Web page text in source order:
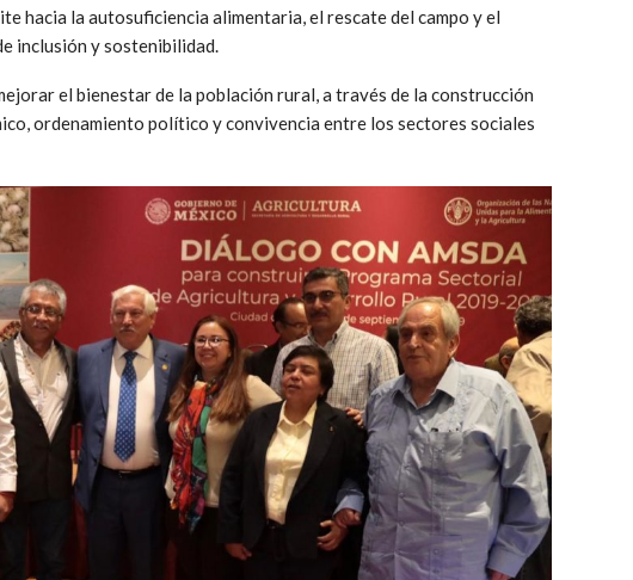
hacia la autosuficiencia alimentaria, el rescate del campo y el
inclusión y sostenibilidad.
el bienestar de la población rural, a través de la construcción
ordenamiento político y convivencia entre los sectores sociales